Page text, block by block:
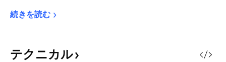
続きを読む
テクニカル